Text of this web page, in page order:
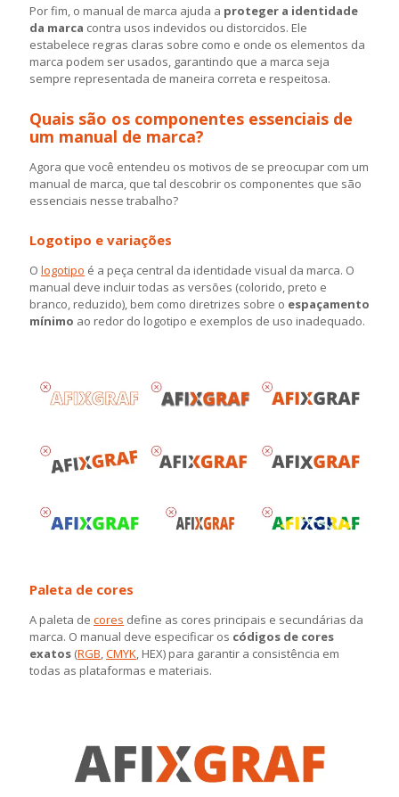
Por fim, o manual de marca ajuda a proteger a identidade
da marca contra usos indevidos ou distorcidos. Ele
estabelece regras claras sobre como e onde os elementos da
marca podem ser usados, garantindo que a marca seja
sempre representada de maneira correta e respeitosa.
Quais são os componentes essenciais de
um manual de marca?
Agora que você entendeu os motivos de se preocupar com um
manual de marca, que tal descobrir os componentes que são
essenciais nesse trabalho?
Logotipo e variações
O logotipo é a peça central da identidade visual da marca. O
manual deve incluir todas as versões (colorido, preto e
branco, reduzido), bem como diretrizes sobre o espaçamento
mínimo ao redor do logotipo e exemplos de uso inadequado.
Paleta de cores
A paleta de cores define as cores principais e secundárias da
marca. O manual deve especificar os códigos de cores
exatos (RGB,CMYK, HEX) para garantir a consistência em
todas as plataformas e materiais.